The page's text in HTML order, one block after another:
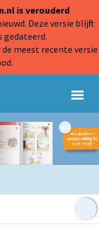
is verouderd
Deze versie blijft
gedateerd.
meest recente versie